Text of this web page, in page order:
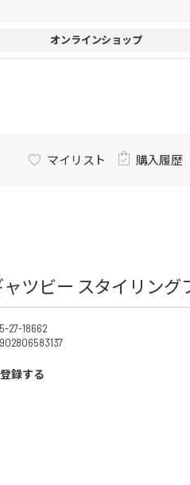
オンラインショップ
マイリスト 購入履歴
ツビー スタイリング
27-18662
録する